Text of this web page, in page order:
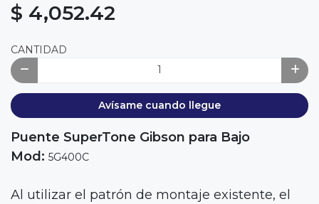
$ 4,052.42
CANTIDAD
Avísame cuando llegue
Puente SuperTone Gibson para Bajo
Mod: 5G400C
Al utilizar el patrón de montaje existente, el